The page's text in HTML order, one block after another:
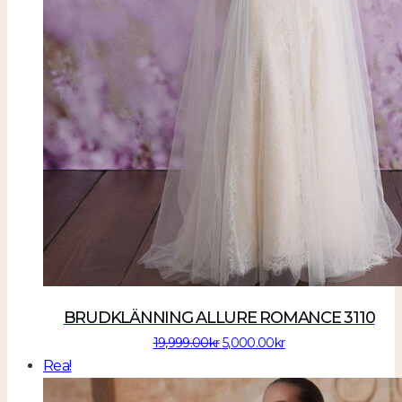
BRUDKLÄNNING ALLURE ROMANCE 3110
19,999.00krDet
priset
5,000.00krDet
priset
Rea!